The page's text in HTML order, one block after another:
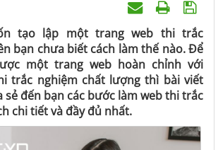
tạo lập một trang web thi trắc
bạn chưa biết cách làm thế nào. Để
một trang web hoàn chỉnh với
trắc nghiệm chất lượng thì bài viết
sẻ đến bạn các bước làm web thi trắc
chi tiết và đầy đủ nhất.